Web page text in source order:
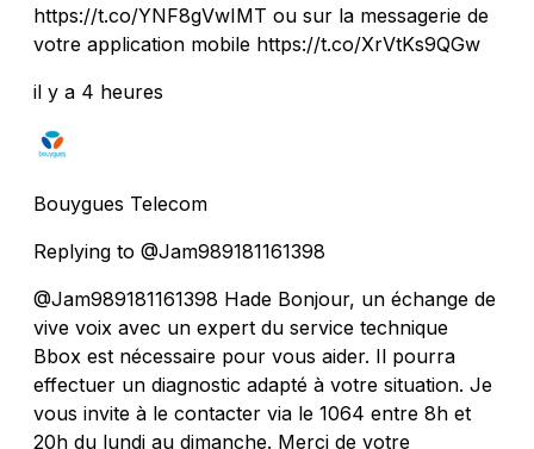
https://t.co/YNF8gVwIMT ou sur la messagerie de
votre application mobile https://t.co/XrVtKs9QGw
il y a 4 heures
Bouygues Telecom
Replying to @Jam989181161398
@Jam989181161398 Hade Bonjour, un échange de
vive voix avec un expert du service technique
Bbox est nécessaire pour vous aider. Il pourra
effectuer un diagnostic adapté à votre situation. Je
vous invite à le contacter via le 1064 entre 8h et
20h du lundi au dimanche. Merci de votre